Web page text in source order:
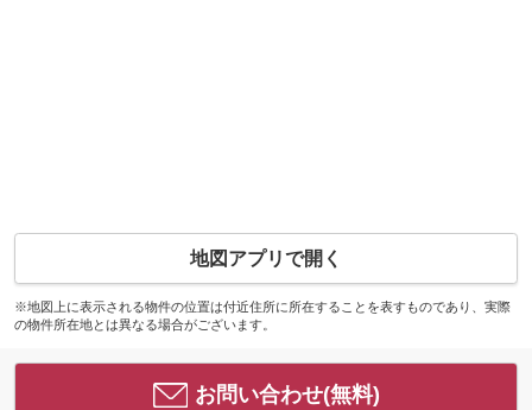
地図アプリで開く
※地図上に表示される物件の位置は付近住所に所在することを表すものであり、実際
の物件所在地とは異なる場合がございます。
お問い合わせ(無料)